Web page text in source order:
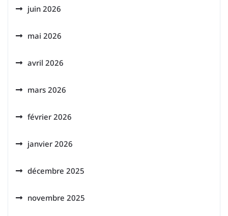
juin 2026
mai 2026
avril 2026
mars 2026
février 2026
janvier 2026
décembre 2025
novembre 2025